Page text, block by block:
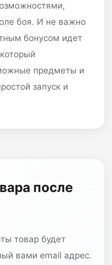
боя. И не важно
бонусом идет
предметы и
запуск и
после
товар будет
вами email адрес.